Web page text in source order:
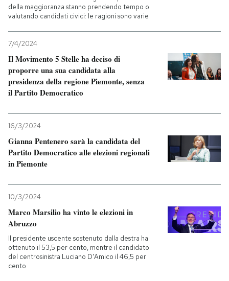
della maggioranza stanno prendendo tempo o
valutando candidati civici: le ragioni sono varie
7/4/2024
Il Movimento 5 Stelle ha deciso di
proporre una sua candidata alla
presidenza della regione Piemonte, senza
il Partito Democratico
16/3/2024
Gianna Pentenero sarà la candidata del
Partito Democratico alle elezioni regionali
in Piemonte
10/3/2024
Marco Marsilio ha vinto le elezioni in
Abruzzo
Il presidente uscente sostenuto dalla destra ha
ottenuto il 53,5 per cento, mentre il candidato
del centrosinistra Luciano D'Amico il 46,5 per
cento